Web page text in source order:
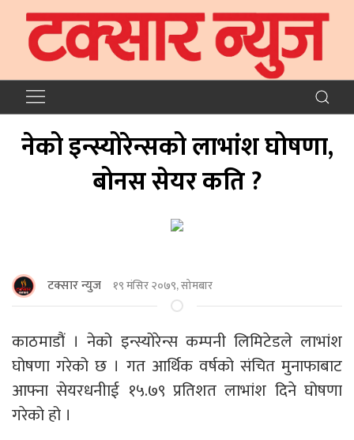
नेको इन्स्योरेन्सको लाभांश घोषणा,
बोनस सेयर कति ?
टक्सार न्युज १९ मंसिर २०७९, सोमबार
काठमाडौं । नेको इन्स्योरेन्स कम्पनी लिमिटेडले लाभांश
घोषणा गरेको छ । गत आर्थिक वर्षको संचित मुनाफाबाट
आफ्ना सेयरधनीाई १५.७९ प्रतिशत लाभांश दिने घोषणा
गरेको हो ।